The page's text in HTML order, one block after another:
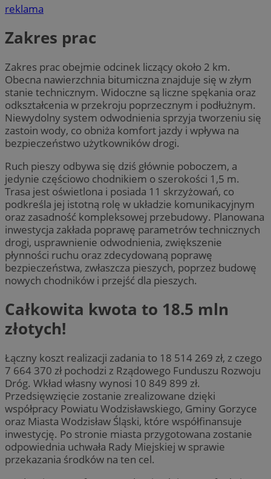
reklama
Zakres prac
Zakres prac obejmie odcinek liczący około 2 km.
Obecna nawierzchnia bitumiczna znajduje się w złym
stanie technicznym. Widoczne są liczne spękania oraz
odkształcenia w przekroju poprzecznym i podłużnym.
Niewydolny system odwodnienia sprzyja tworzeniu się
zastoin wody, co obniża komfort jazdy i wpływa na
bezpieczeństwo użytkowników drogi.
Ruch pieszy odbywa się dziś głównie poboczem, a
jedynie częściowo chodnikiem o szerokości 1,5 m.
Trasa jest oświetlona i posiada 11 skrzyżowań, co
podkreśla jej istotną rolę w układzie komunikacyjnym
oraz zasadność kompleksowej przebudowy. Planowana
inwestycja zakłada poprawę parametrów technicznych
drogi, usprawnienie odwodnienia, zwiększenie
płynności ruchu oraz zdecydowaną poprawę
bezpieczeństwa, zwłaszcza pieszych, poprzez budowę
nowych chodników i przejść dla pieszych.
Całkowita kwota to 18.5 mln
złotych!
Łączny koszt realizacji zadania to 18 514 269 zł, z czego
7 664 370 zł pochodzi z Rządowego Funduszu Rozwoju
Dróg. Wkład własny wynosi 10 849 899 zł.
Przedsięwzięcie zostanie zrealizowane dzięki
współpracy Powiatu Wodzisławskiego, Gminy Gorzyce
oraz Miasta Wodzisław Śląski, które współfinansuje
inwestycję. Po stronie miasta przygotowana zostanie
odpowiednia uchwała Rady Miejskiej w sprawie
przekazania środków na ten cel.